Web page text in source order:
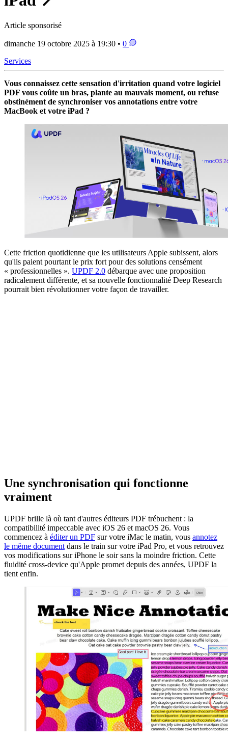
Article sponsorisé
dimanche 19 octobre 2025 à 19:30 • 0
Services
Vous connaissez cette sensation d'irritation quand votre logiciel
PDF vous coûte un bras, plante au mauvais moment, ou refuse
obstinément de synchroniser vos annotations entre votre
MacBook et votre iPad ?
Cette friction quotidienne que les utilisateurs Apple subissent, alors
qu'ils paient pourtant le prix fort pour des solutions censément
« professionnelles ». UPDF 2.0 débarque avec une proposition
radicalement différente, et sa nouvelle fonctionnalité Deep Research
pourrait bien révolutionner votre façon de travailler.
Une synchronisation qui fonctionne
vraiment
UPDF brille là où tant d'autres éditeurs PDF trébuchent : la
compatibilité impeccable avec iOS 26 et macOS 26. Vous
commencez à éditer un PDF sur votre iMac le matin, vous annotez
le même document dans le train sur votre iPad Pro, et vous retrouvez
vos modifications sur iPhone le soir sans la moindre friction. Cette
fluidité cross-device qu'Apple promet depuis des années, UPDF la
tient enfin.